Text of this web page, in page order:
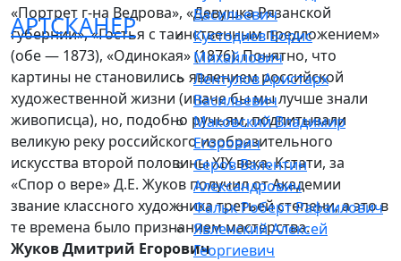
АРТСКАНЕР
Васильевич
Кустодиев Борис
Михайлович
Лентулов Аристарх
Васильевич
Маковский Владимир
Егорович
Серов Валентин
Александрович
Фальк Роберт Рафаилович
Явленский Алексей
Георгиевич
«Портрет г-на Ведрова», «Девушка Рязанской
губернии», «Гостья с таинственным предложением»
(обе — 1873), «Одинокая» (1876). Понятно, что
картины не становились явлением российской
художественной жизни (иначе бы мы лучше знали
живописца), но, подобно ручьям, подпитывали
великую реку российского изобразительного
искусства второй половины XIX века. Кстати, за
«Спор о вере» Д.Е. Жуков получил от Академии
звание классного художника третьей степени, а это в
те времена было признанием мастерства.
Жуков Дмитрий Егорович